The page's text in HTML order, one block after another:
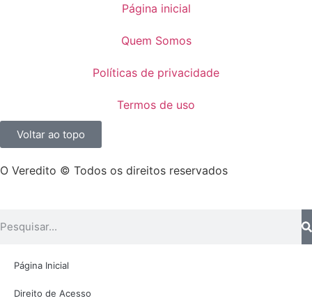
Página inicial
Quem Somos
Políticas de privacidade
Termos de uso
Voltar ao topo
O Veredito © Todos os direitos reservados
Página Inicial
Direito de Acesso